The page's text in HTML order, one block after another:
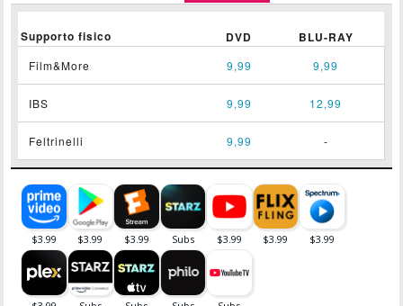
Supporto fisico DVD BLU-RAY
Film&More 9,99 9,99
IBS 9,99 12,99
Feltrinelli 9,99 -